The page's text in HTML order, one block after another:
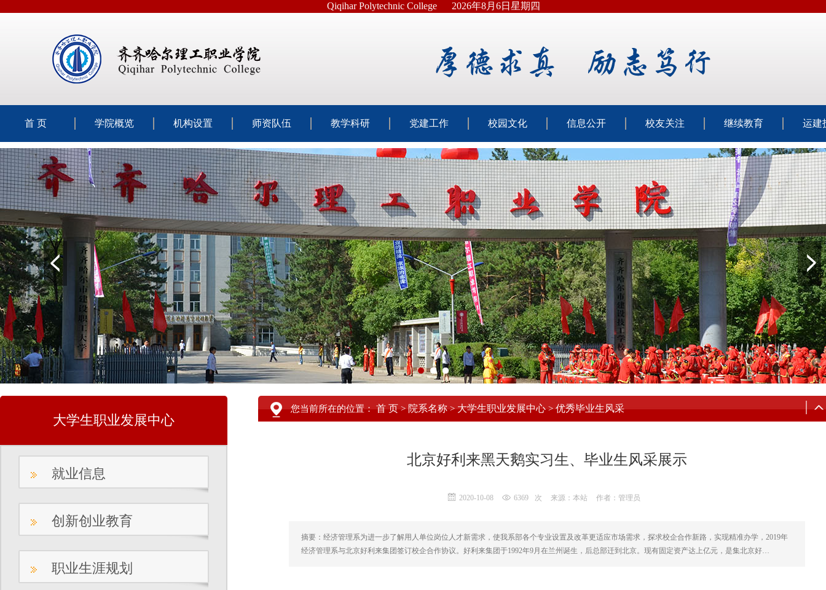
Qiqihar Polytechnic College 2026年8月6日星期四
首 页 学院概览 机构设置 师资队伍 教学科研 党建工作 校园文化 信息公开 校友关注 继续教育 运建
大学生职业发展中心
就业信息
创新创业教育
职业生涯规划
您当前所在的位置：首 页>院系名称>大学生职业发展中心>优秀毕业生风采
北京好利来黑天鹅实习生、毕业生风采展示
2020-10-08 6369 次 来源：本站 作者：管理员
摘要：经济管理系为进一步了解用人单位岗位人才新需求，使我系部各个专业设置及改革更适应市场需求，探求校企合作新路，实现精准办学，2019年
经济管理系与北京好利来集团签订校企合作协议。好利来集团于1992年9月在兰州诞生，后总部迁到北京。现有固定资产达上亿元，是集北京好…